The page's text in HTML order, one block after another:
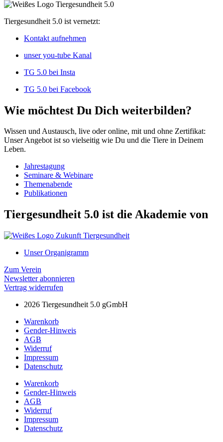
Tiergesundheit 5.0 ist vernetzt:
Kontakt aufnehmen
unser you-tube Kanal
TG 5.0 bei Insta
TG 5.0 bei Facebook
Wie möchtest Du Dich weiterbilden?
Wissen und Austausch, live oder online, mit und ohne Zertifikat:
Unser Angebot ist so vielseitig wie Du und die Tiere in Deinem
Leben.
Jahrestagung
Seminare & Webinare
Themenabende
Publikationen
Tiergesundheit 5.0 ist die Akademie von
Unser Organigramm
Zum Verein
Newsletter abonnieren
Vertrag widerrufen
2026 Tiergesundheit 5.0 gGmbH
Warenkorb
Gender-Hinweis
AGB
Widerruf
Impressum
Datenschutz
Warenkorb
Gender-Hinweis
AGB
Widerruf
Impressum
Datenschutz